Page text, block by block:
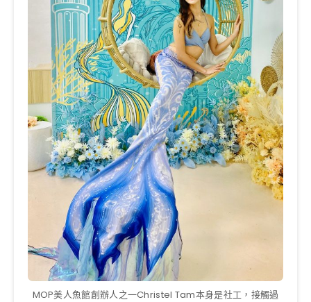
MOP美人魚館創辦人之一Christel Tam本身是社工，接觸過